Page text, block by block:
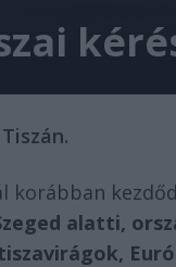
alatti,